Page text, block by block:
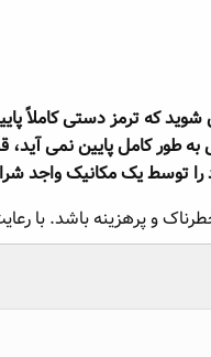
که ترمز دستی کاملاً
طور کامل پایین نمی آید،
توسط یک مکانیک واجد
و پرهزینه باشد. با